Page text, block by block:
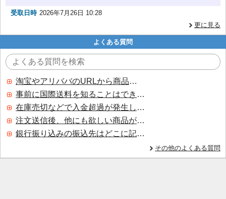
受取日時 2026年7月26日 10:28
更に見る
よくある質問
淘宝やアリババのURLから商品を探すことはできますか？
事前に国際送料を知ることはできますか？
在庫売切などで入金超過が発生した場合はいつ返金されますか？
注文送信後、他にも欲しい商品が見つかった場合、追加注文できますか？
銀行振り込みの振込先はどこに記載されていますか？
その他のよくある質問